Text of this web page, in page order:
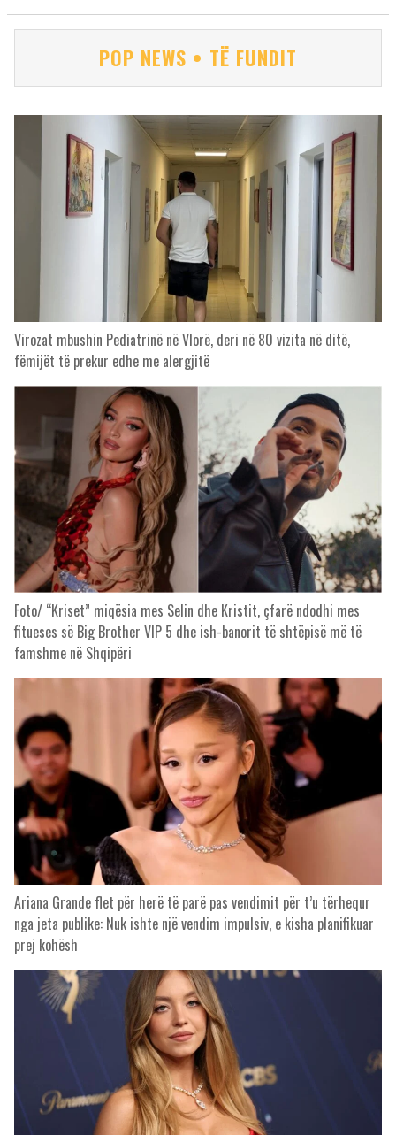
POP NEWS • TË FUNDIT
Virozat mbushin Pediatrinë në Vlorë, deri në 80 vizita në ditë,
fëmijët të prekur edhe me alergjitë
Foto/ “Kriset” miqësia mes Selin dhe Kristit, çfarë ndodhi mes
fitueses së Big Brother VIP 5 dhe ish-banorit të shtëpisë më të
famshme në Shqipëri
Ariana Grande flet për herë të parë pas vendimit për t’u tërhequr
nga jeta publike: Nuk ishte një vendim impulsiv, e kisha planifikuar
prej kohësh